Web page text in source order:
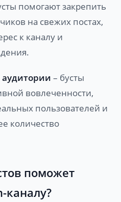
помогают закрепить
на свежих постах,
к каналу и
– бусты
вовлеченности,
пользователей и
количество
поможет
каналу?